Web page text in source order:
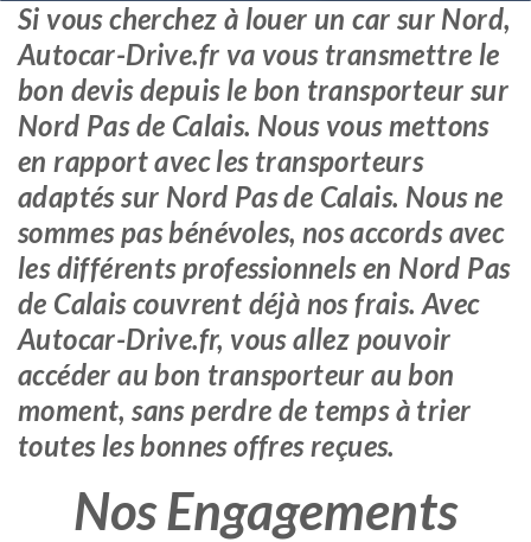
Si vous cherchez à louer un car sur Nord,
Autocar-Drive.fr va vous transmettre le
bon devis depuis le bon transporteur sur
Nord Pas de Calais. Nous vous mettons
en rapport avec les transporteurs
adaptés sur Nord Pas de Calais. Nous ne
sommes pas bénévoles, nos accords avec
les différents professionnels en Nord Pas
de Calais couvrent déjà nos frais. Avec
Autocar-Drive.fr, vous allez pouvoir
accéder au bon transporteur au bon
moment, sans perdre de temps à trier
toutes les bonnes offres reçues.
Nos Engagements